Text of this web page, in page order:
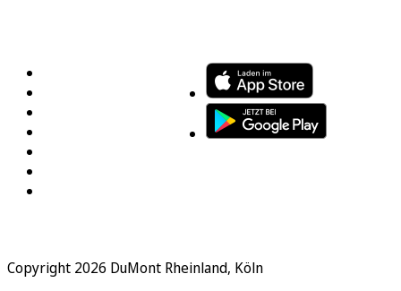
Copyright 2026 DuMont Rheinland, Köln